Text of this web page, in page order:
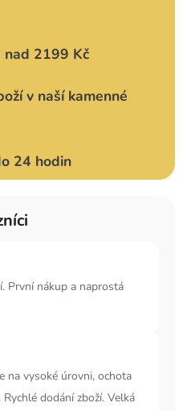
nad 2199 Kč
v naší kamenné
24 hodin
První nákup a naprostá
na vysoké úrovni, ochota
dodání zboží. Velká